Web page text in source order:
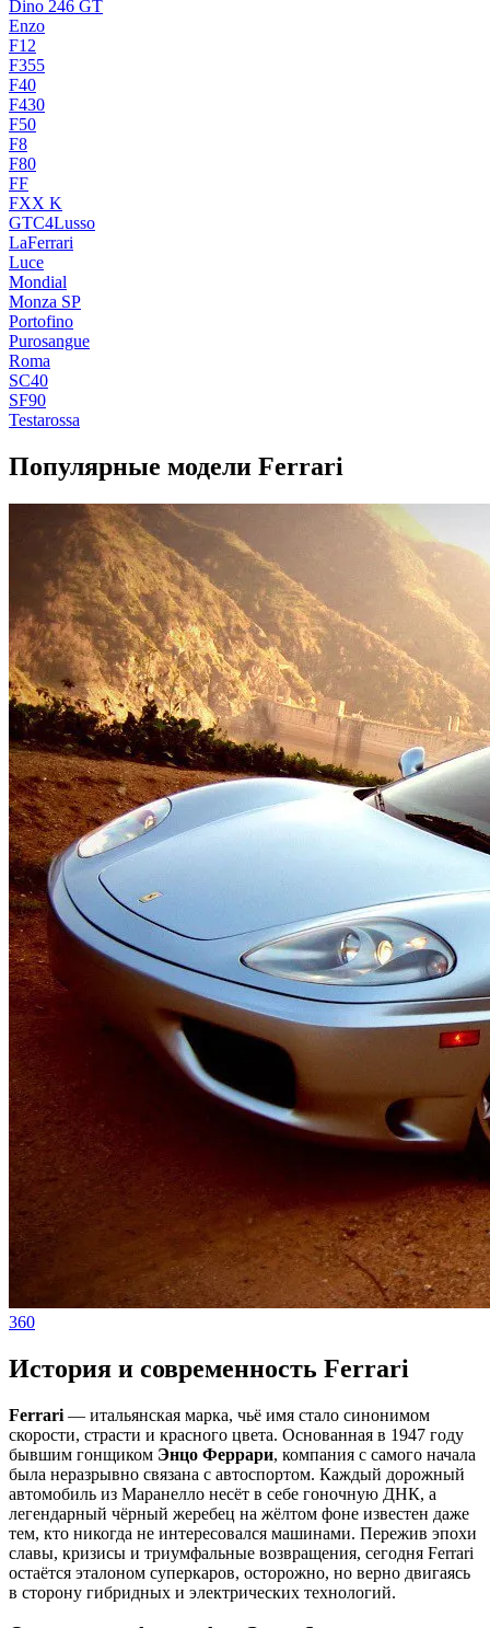
Dino 246 GT
Enzo
F12
F355
F40
F430
F50
F8
F80
FF
FXX K
GTC4Lusso
LaFerrari
Luce
Mondial
Monza SP
Portofino
Purosangue
Roma
SC40
SF90
Testarossa
Популярные модели Ferrari
360
История и современность Ferrari
Ferrari — итальянская марка, чьё имя стало синонимом
скорости, страсти и красного цвета. Основанная в 1947 году
бывшим гонщиком Энцо Феррари, компания с самого начала
была неразрывно связана с автоспортом. Каждый дорожный
автомобиль из Маранелло несёт в себе гоночную ДНК, а
легендарный чёрный жеребец на жёлтом фоне известен даже
тем, кто никогда не интересовался машинами. Пережив эпохи
славы, кризисы и триумфальные возвращения, сегодня Ferrari
остаётся эталоном суперкаров, осторожно, но верно двигаясь
в сторону гибридных и электрических технологий.